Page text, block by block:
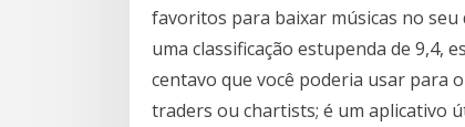
favoritos para baixar músicas no
uma classificação estupenda de 9,4,
centavo que você poderia usar para
traders ou chartists; é um aplicativo